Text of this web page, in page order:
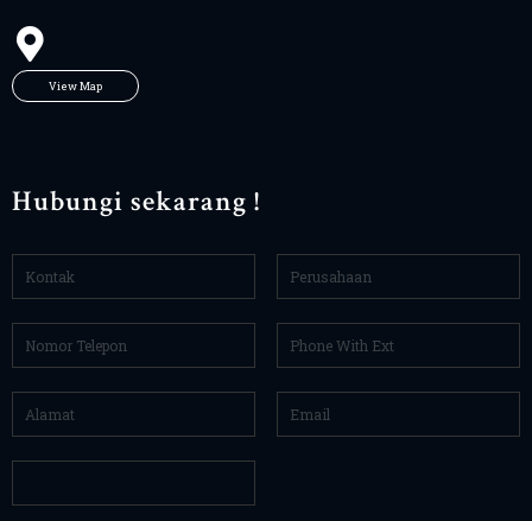
View Map
Hubungi sekarang !